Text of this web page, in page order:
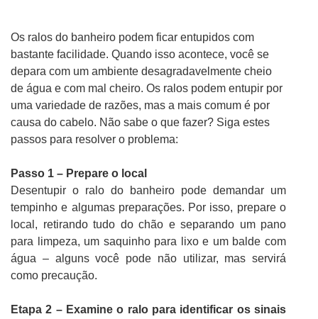
Os ralos do banheiro podem ficar entupidos com
bastante facilidade. Quando isso acontece, você se
depara com um ambiente desagradavelmente cheio
de água e com mal cheiro. Os ralos podem entupir por
uma variedade de razões, mas a mais comum é por
causa do cabelo. Não sabe o que fazer? Siga estes
passos para resolver o problema:
Passo 1 – Prepare o local
Desentupir o ralo do banheiro pode demandar um
tempinho e algumas preparações. Por isso, prepare o
local, retirando tudo do chão e separando um pano
para limpeza, um saquinho para lixo e um balde com
água – alguns você pode não utilizar, mas servirá
como precaução.
Etapa 2 – Examine o ralo para identificar os sinais